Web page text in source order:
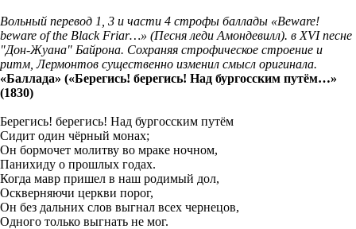
Вольный перевод 1, 3 и части 4 строфы баллады «Beware!
beware of the Black Friar…» (Песня леди Амондевилл). в XVI песне
"Дон-Жуана" Байрона. Сохраняя строфическое строение и
ритм, Лермонтов существенно изменил смысл оригинала.
«Баллада» («Берегись! берегись! Над бургосским путём…»
(1830)
Берегись! берегись! Над бургосским путём
Сидит один чёрный монах;
Он бормочет молитву во мраке ночном,
Панихиду о прошлых годах.
Когда мавр пришел в наш родимый дол,
Оскверняючи церкви порог,
Он без дальних слов выгнал всех чернецов,
Одного только выгнать не мог.